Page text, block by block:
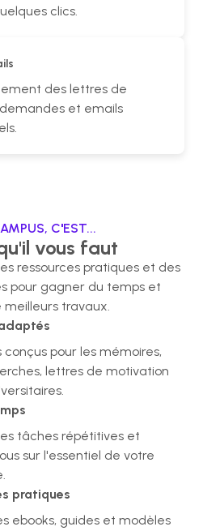
clics.
des lettres de
et emails
C'EST...
vous faut
ressources pratiques et des
pour gagner du temps et
meilleurs travaux.
conçus pour les mémoires,
lettres de motivation
tâches répétitives et
sur l'essentiel de votre
pratiques
ebooks, guides et modèles